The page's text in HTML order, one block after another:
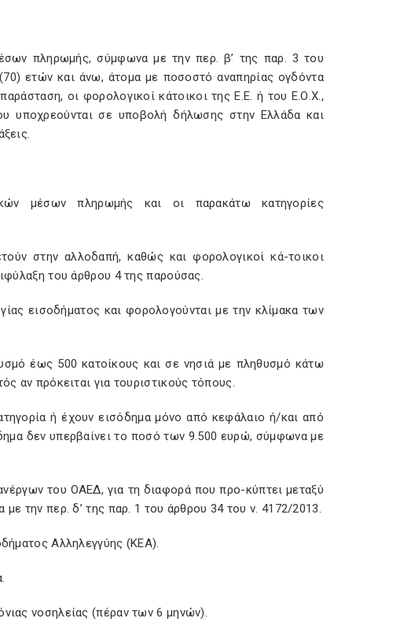
πληρωμής, σύμφωνα με την περ. β’ της παρ. 3 του
ετών και άνω, άτομα με ποσοστό αναπηρίας ογδόντα
οι φορολογικοί κάτοικοι της Ε.Ε. ή του Ε.Ο.Χ.,
υποχρεούνται σε υποβολή δήλωσης στην Ελλάδα και
μέσων πληρωμής και οι παρακάτω κατηγορίες
στην αλλοδαπή, καθώς και φορολογικοί κά-τοικοι
του άρθρου 4 της παρούσας.
εισοδήματος και φορολογούνται με την κλίμακα των
έως 500 κατοίκους και σε νησιά με πληθυσμό κάτω
αν πρόκειται για τουριστικούς τόπους.
ή έχουν εισόδημα μόνο από κεφάλαιο ή/και από
δεν υπερβαίνει το ποσό των 9.500 ευρώ, σύμφωνα με
του ΟΑΕΔ, για τη διαφορά που προ-κύπτει μεταξύ
την περ. δ’ της παρ. 1 του άρθρου 34 του ν. 4172/2013.
Αλληλεγγύης (ΚΕΑ).
νοσηλείας (πέραν των 6 μηνών).